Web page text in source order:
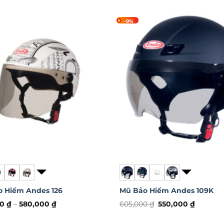
kính che hết mắt âm bên trong nón. Kiểu dáng này
Hiểm Andes 126
₫ – 580,000 ₫
-9%
Mũ Bảo Hiểm Andes 109K
605,000₫ Giá
550,000₫Giá